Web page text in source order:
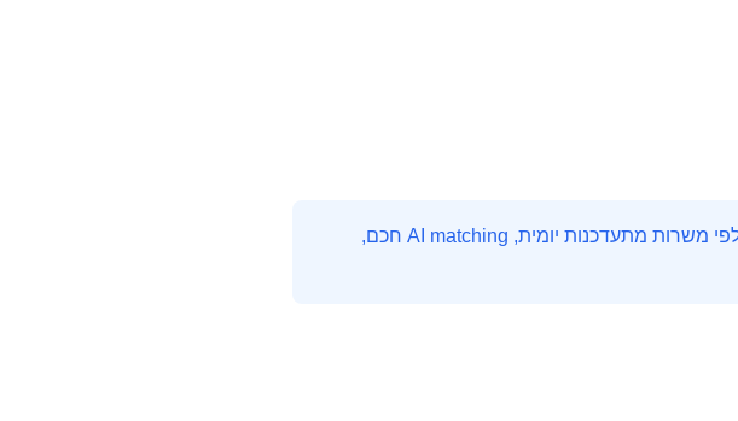
HireMe היא פלטפורמת חיפוש העבודה המובילה בהייטק הישראלי. עם אלפי משרות מתעדכנות יומית, AI matching חכם,